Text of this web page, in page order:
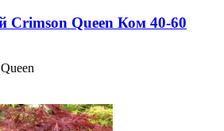
Crimson Queen Ком 40-60